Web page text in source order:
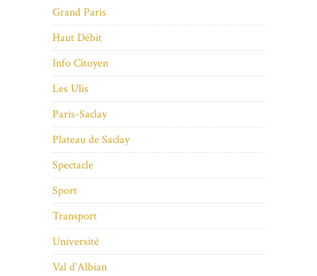
Grand Paris
Haut Débit
Info Citoyen
Les Ulis
Paris-Saclay
Plateau de Saclay
Spectacle
Sport
Transport
Université
Val d'Albian